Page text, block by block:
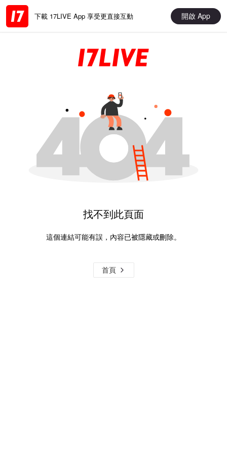
下載 17LIVE App 享受更直接互動 開啟 App
找不到此頁面
這個連結可能有誤，內容已被隱藏或刪除。
首頁